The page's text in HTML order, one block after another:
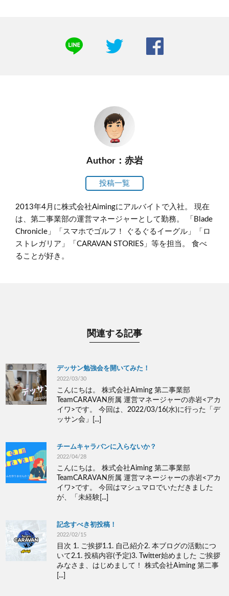
Author：赤岩
投稿一覧
2013年4月に株式会社Aimingにアルバイトで入社。 現在
は、第二事業部の運営マネージャーとして勤務。 「Blade
Chronicle」「スマホでゴルフ！ ぐるぐるイーグル」「ロ
ストレガリア」「CARAVAN STORIES」等を担当。 食べ
ることが好き。
関連する記事
デッサン勉強会を開いてみた！
2022/03/30
こんにちは。 株式会社Aiming 第二事業部
TeamCARAVAN所属 運営マネージャーの赤岩<アカ
イワ>です。 今回は、2022/03/16(水)に行った「デ
ッサン会」[...]
チームキャラバンに入らないか？
2022/04/28
こんにちは。 株式会社Aiming 第二事業部
TeamCARAVAN所属 運営マネージャーの赤岩<アカ
イワ>です。 今回はマシュマロでいただきました
が、「未経験[...]
記念すべき初投稿！
2022/02/15
目次 1. ご挨拶1.1. 自己紹介2. 本ブログの活動につ
いて2.1. 投稿内容(予定)3. Twitter始めました ご挨拶
みなさま、はじめまして！ 株式会社Aiming 第二事
[...]